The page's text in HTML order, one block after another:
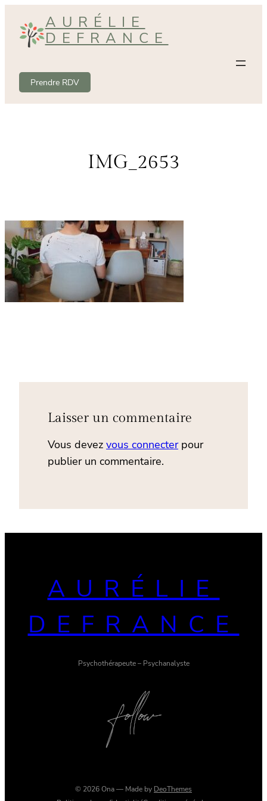
contenu
AURÉLIE
DEFRANCE
Prendre RDV
IMG_2653
Laisser un commentaire
Vous devez vous connecterpour
publier un commentaire.
AURÉLIE
DEFRANCE
Psychothérapeute – Psychanalyste
© 2026 Ona — Made by DeoThemes